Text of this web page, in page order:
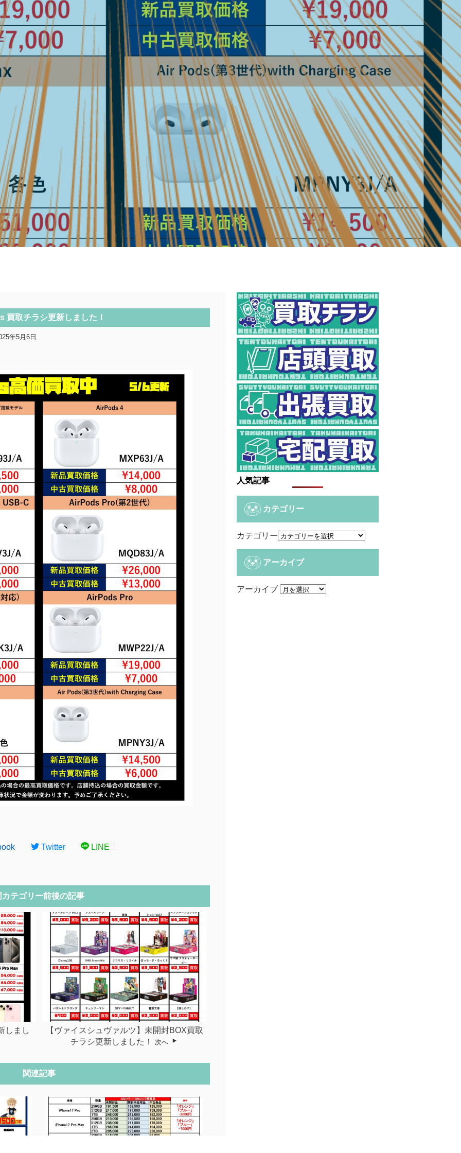
買取チラシ更新しました！
年5月6日
Twitter LINE
カテゴリー前後の記事
しまし
【ヴァイスシュヴァルツ】未開封BOX買取
チラシ更新しました！
次へ
関連記事
人気記事
カテゴリー
カテゴリー
アーカイブ
アーカイブ